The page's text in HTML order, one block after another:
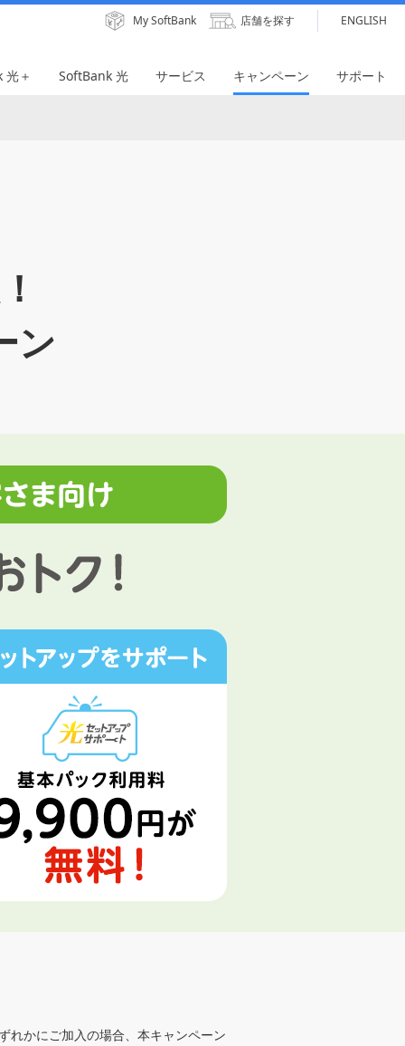
My SoftBank 店舗を探す ENGLISH
光＋ SoftBank 光 サービス キャンペーン サポート
ン
れかにご加入の場合、本キャンペーン